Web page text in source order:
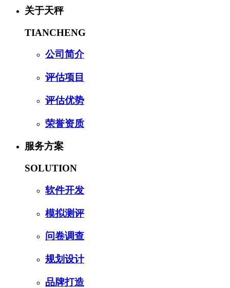
关于天秤
TIANCHENG
公司简介
评估项目
评估优势
荣誉资质
服务方案
SOLUTION
软件开发
模拟测评
问卷调查
规划设计
品牌打造